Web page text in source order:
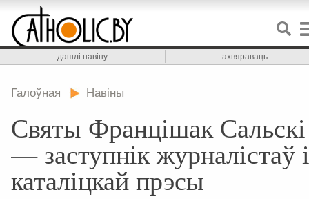
дашлі навіну ахвяраваць
Галоўная Навіны
Святы Францішак Сальскі
— заступнік журналістаў і
каталіцкай прэсы